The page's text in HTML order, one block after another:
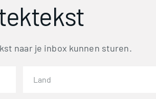
naar je inbox kunnen sturen.